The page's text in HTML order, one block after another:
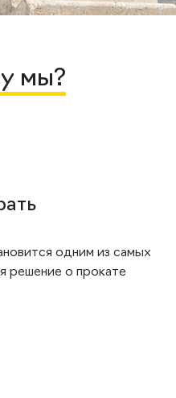
мы?
одним из самых
решение о прокате